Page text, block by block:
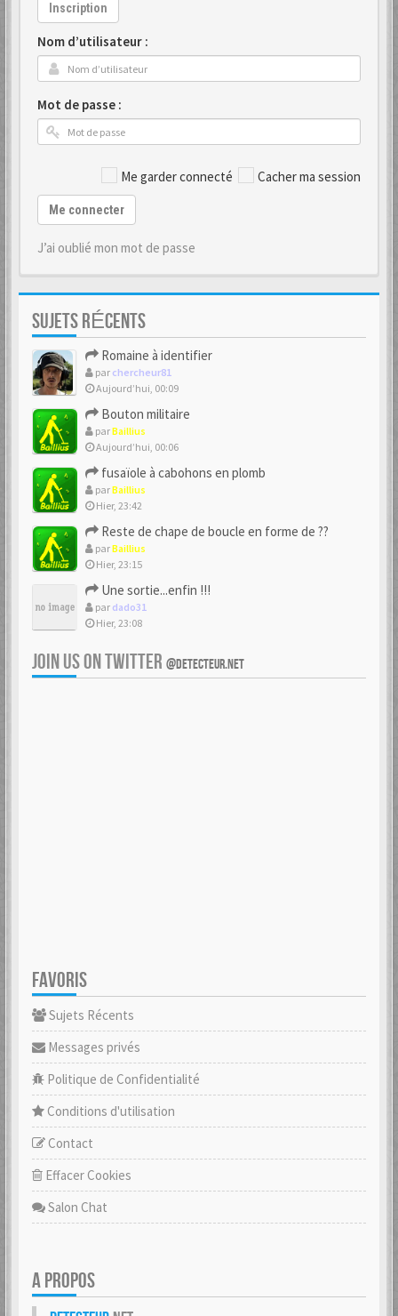
Inscription
Nom d’utilisateur :
Mot de passe :
Me garder connecté Cacher ma session
Me connecter
J’ai oublié mon mot de passe
SUJETS RÉCENTS
Romaine à identifier
par chercheur81
Aujourd’hui, 00:09
Bouton militaire
parBaillius
Aujourd’hui, 00:06
fusaïole à cabohons en plomb
parBaillius
Hier, 23:42
Reste de chape de boucle en forme de ??
parBaillius
Hier, 23:15
Une sortie...enfin !!!
par dado31
Hier, 23:08
JOIN US ON TWITTER @DETECTEUR.NET
FAVORIS
Sujets Récents
Messages privés
Politique de Confidentialité
Conditions d'utilisation
Contact
Effacer Cookies
Salon Chat
A PROPOS